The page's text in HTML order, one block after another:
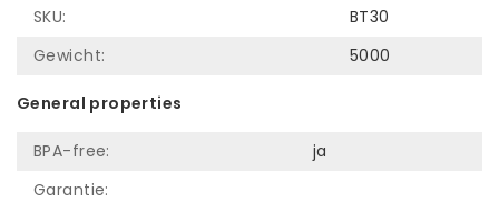
SKU:
BT30
Gewicht:
5000
General properties
BPA-free:
ja
Garantie: